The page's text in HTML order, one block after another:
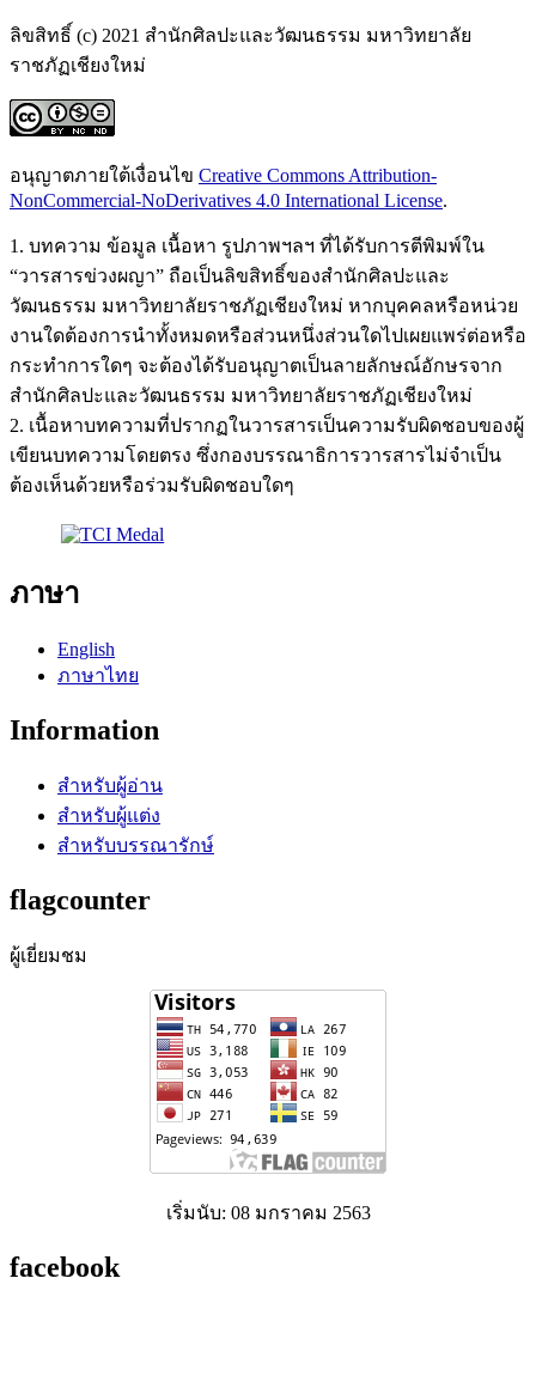
ลิขสิทธิ์ (c) 2021 สำนักศิลปะและวัฒนธรรม มหาวิทยาลัย
ราชภัฏเชียงใหม่
อนุญาตภายใต้เงื่อนไข Creative Commons Attribution-
NonCommercial-NoDerivatives 4.0 International License.
1. บทความ ข้อมูล เนื้อหา รูปภาพฯลฯ ที่ได้รับการตีพิมพ์ใน
“วารสารข่วงผญา” ถือเป็นลิขสิทธิ์ของสำนักศิลปะและ
วัฒนธรรม มหาวิทยาลัยราชภัฏเชียงใหม่ หากบุคคลหรือหน่วย
งานใดต้องการนำทั้งหมดหรือส่วนหนึ่งส่วนใดไปเผยแพร่ต่อหรือ
กระทำการใดๆ จะต้องได้รับอนุญาตเป็นลายลักษณ์อักษรจาก
สำนักศิลปะและวัฒนธรรม มหาวิทยาลัยราชภัฏเชียงใหม่
2. เนื้อหาบทความที่ปรากฏในวารสารเป็นความรับผิดชอบของผู้
เขียนบทความโดยตรง ซึ่งกองบรรณาธิการวารสารไม่จำเป็น
ต้องเห็นด้วยหรือร่วมรับผิดชอบใดๆ
ภาษา
English
ภาษาไทย
Information
สำหรับผู้อ่าน
สำหรับผู้แต่ง
สำหรับบรรณารักษ์
flagcounter
ผู้เยี่ยมชม
เริ่มนับ: 08 มกราคม 2563
facebook